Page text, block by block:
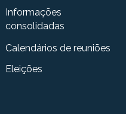
Informações
consolidadas
Calendários de reuniões
Eleições